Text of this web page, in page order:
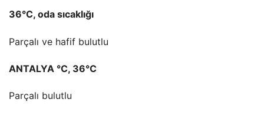
36°C, oda sıcaklığı
Parçalı ve hafif bulutlu
ANTALYA °C, 36°C
Parçalı bulutlu